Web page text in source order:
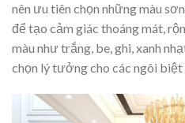
nên ưu tiên chọn những màu
để tạo cảm giác thoáng mát,
màu như trắng, be, ghi, xanh
chọn lý tưởng cho các ngôi